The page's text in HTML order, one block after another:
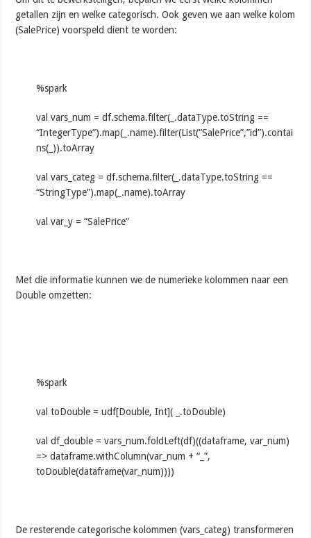
getallen zijn en welke categorisch. Ook geven we aan welke kolom
(SalePrice) voorspeld dient te worden:
%spark
val vars_num = df.schema.filter(_.dataType.toString ==
“IntegerType”).map(_.name).filter(List(“SalePrice”,”id”).contai
ns(_)).toArray
val vars_categ = df.schema.filter(_.dataType.toString ==
“StringType”).map(_.name).toArray
val var_y = “SalePrice”
Met die informatie kunnen we de numerieke kolommen naar een
Double omzetten:
%spark
val toDouble = udf[Double, Int]( _.toDouble)
val df_double = vars_num.foldLeft(df)((dataframe, var_num)
=> dataframe.withColumn(var_num + “_”,
toDouble(dataframe(var_num))))
De resterende categorische kolommen (vars_categ) transformeren